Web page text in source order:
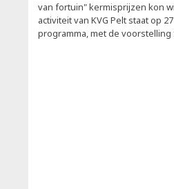
van fortuin" kermisprijzen kon
activiteit van KVG Pelt staat op
programma, met de voorstelling